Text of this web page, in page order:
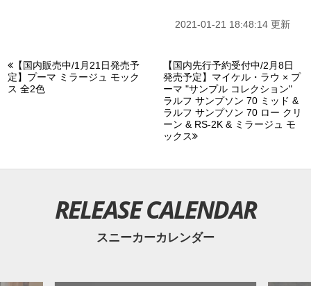
2021-01-21 18:48:14 更新
【国内販売中/1月21日発売予
定】プーマ ミラージュ モック
ス 全2色
【国内先行予約受付中/2月8日
発売予定】マイケル・ラウ × プ
ーマ "サンプル コレクション"
ラルフ サンプソン 70 ミッド &
ラルフ サンプソン 70 ロー クリ
ーン & RS-2K & ミラージュ モ
ックス
RELEASE CALENDAR
スニーカーカレンダー